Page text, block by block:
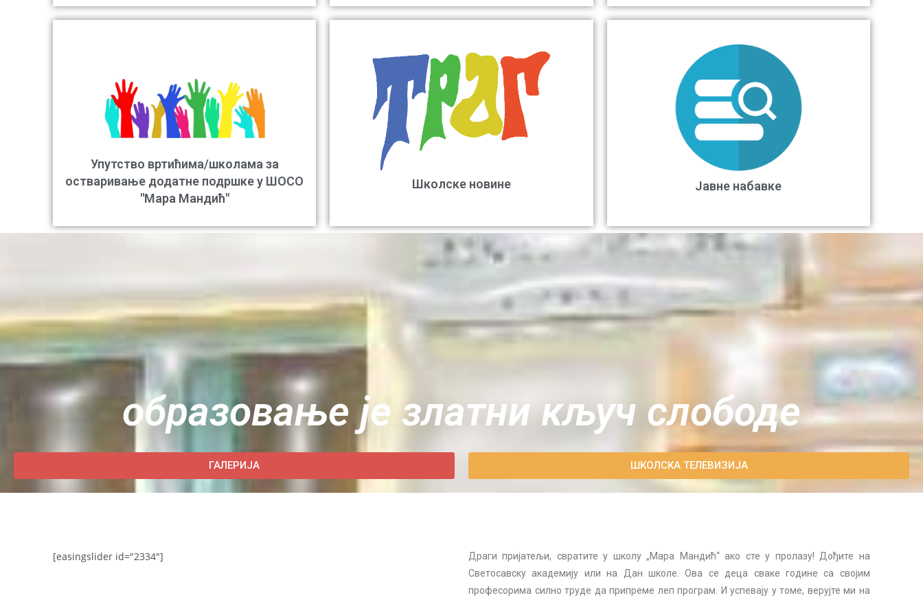
Упутство вртићима/школама за
остваривање додатне подршке у ШОСО
"Мара Мандић"
Школске новине Јавне набавке
oбразовање је златни кључ слободе
ГАЛЕРИЈА ШКОЛСКА ТЕЛЕВИЗИЈА
[easingslider id="2334"]
Драги пријатељи, свратите у школу „Мара Мандић“ ако сте у пролазу! Дођите на
Светосавску академију или на Дан школе. Ова се деца сваке године са својим
професорима силно труде да припреме леп програм. И успевају у томе, верујте ми на